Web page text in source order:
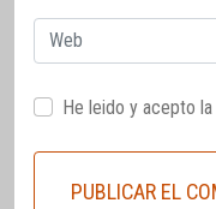
Web
He leido y acepto la